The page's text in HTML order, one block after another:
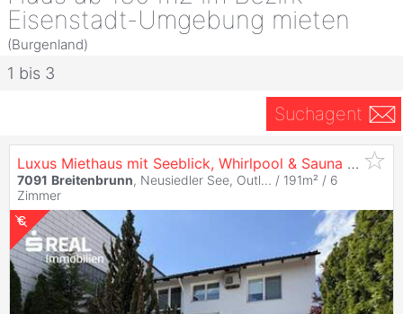
Eisenstadt-Umgebung mieten
(Burgenland)
1 bis 3
Suchagent
Luxus Miethaus mit Seeblick, Whirlpool & Sauna | voll möbliert | Nähe Wien
7091 Breitenbrunn, Neusiedler See, Outl... / 191m² / 6
Zimmer